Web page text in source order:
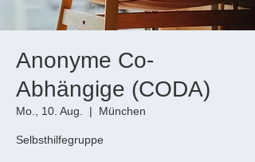
Anonyme Co-
Abhängige (CODA)
Mo., 10. Aug.
  |
München
Selbsthilfegruppe